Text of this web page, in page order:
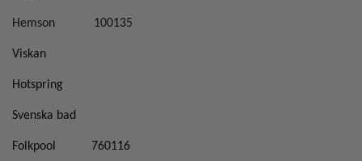
Hemson 100135
Viskan
Hotspring
Svenska bad
Folkpool 760116